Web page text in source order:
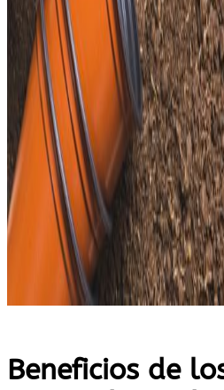
Beneficios de